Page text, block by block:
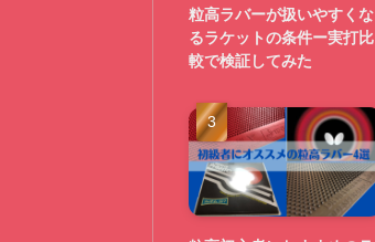
粒高ラバーが扱いやすくな
るラケットの条件ー実打比
較で検証してみた